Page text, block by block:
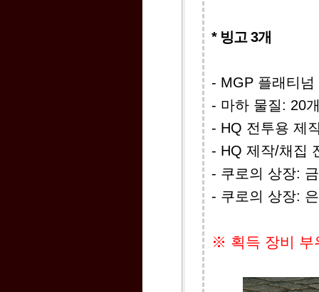
* 빙고 3개
- MGP 플래티
- 마하 물질: 20
- HQ 전투용 제
- HQ 제작/채집
- 쿠로의 상장:
- 쿠로의 상장:
※ 획득 장비 부